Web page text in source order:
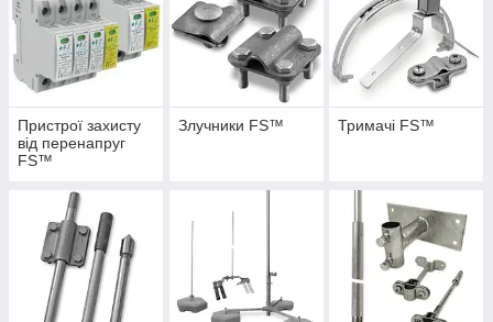
Пристрої захисту
від перенапруг
FS™
Злучники FS™ Тримачі FS™